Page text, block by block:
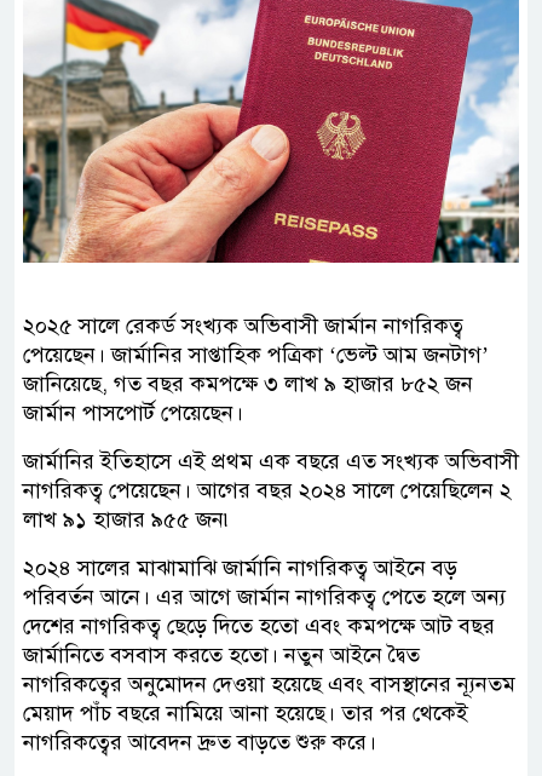
২০২৫ সালে রেকর্ড সংখ্যক অভিবাসী জার্মান নাগরিকত্ব
পেয়েছেন। জার্মানির সাপ্তাহিক পত্রিকা ‘ভেল্ট আম জনটাগ’
জানিয়েছে, গত বছর কমপক্ষে ৩ লাখ ৯ হাজার ৮৫২ জন
জার্মান পাসপোর্ট পেয়েছেন।
জার্মানির ইতিহাসে এই প্রথম এক বছরে এত সংখ্যক অভিবাসী
নাগরিকত্ব পেয়েছেন। আগের বছর ২০২৪ সালে পেয়েছিলেন ২
লাখ ৯১ হাজার ৯৫৫ জন৷
২০২৪ সালের মাঝামাঝি জার্মানি নাগরিকত্ব আইনে বড়
পরিবর্তন আনে। এর আগে জার্মান নাগরিকত্ব পেতে হলে অন্য
দেশের নাগরিকত্ব ছেড়ে দিতে হতো এবং কমপক্ষে আট বছর
জার্মানিতে বসবাস করতে হতো। নতুন আইনে দ্বৈত
নাগরিকত্বের অনুমোদন দেওয়া হয়েছে এবং বাসস্থানের ন্যূনতম
মেয়াদ পাঁচ বছরে নামিয়ে আনা হয়েছে। তার পর থেকেই
নাগরিকত্বের আবেদন দ্রুত বাড়তে শুরু করে।